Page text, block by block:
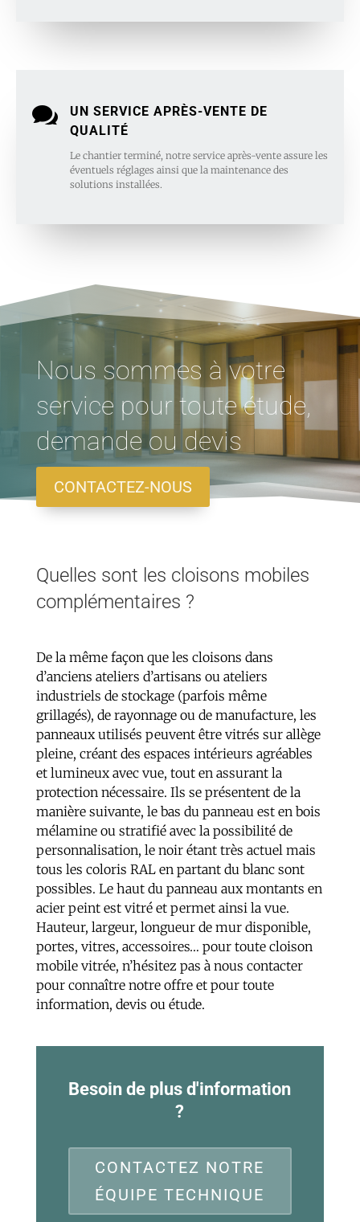

UN SERVICE APRÈS-VENTE DE
QUALITÉ
Le chantier terminé, notre service après-vente assure les
éventuels réglages ainsi que la maintenance des
solutions installées.
Nous sommes à votre
service pour toute étude,
demande ou devis
CONTACTEZ-NOUS
Quelles sont les cloisons mobiles
complémentaires ?
De la même façon que les cloisons dans
d’anciens ateliers d’artisans ou ateliers
industriels de stockage (parfois même
grillagés), de rayonnage ou de manufacture, les
panneaux utilisés peuvent être vitrés sur allège
pleine, créant des espaces intérieurs agréables
et lumineux avec vue, tout en assurant la
protection nécessaire. Ils se présentent de la
manière suivante, le bas du panneau est en bois
mélamine ou stratifié avec la possibilité de
personnalisation, le noir étant très actuel mais
tous les coloris RAL en partant du blanc sont
possibles. Le haut du panneau aux montants en
acier peint est vitré et permet ainsi la vue.
Hauteur, largeur, longueur de mur disponible,
portes, vitres, accessoires… pour toute cloison
mobile vitrée, n’hésitez pas à nous contacter
pour connaître notre offre et pour toute
information, devis ou étude.
Besoin de plus d'information
?
CONTACTEZ NOTRE
ÉQUIPE TECHNIQUE